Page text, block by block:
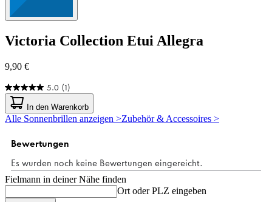
Victoria Collection Etui Allegra
9,90 €
5.0 (1)
5.0
von
5
Sternen.
Bewertung
In den Warenkorb
Alle Sonnenbrillen anzeigen >Zubehör & Accessoires >
Fielmann in deiner Nähe finden
Ort oder PLZ eingeben